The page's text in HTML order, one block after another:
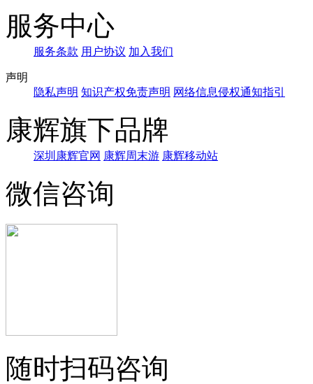
服务中心
服务条款 用户协议 加入我们
声明
隐私声明 知识产权免责声明 网络信息侵权通知指引
康辉旗下品牌
深圳康辉官网 康辉周末游 康辉移动站
微信咨询
随时扫码咨询